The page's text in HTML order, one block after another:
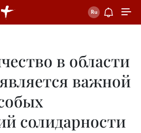
в области
важной
солидарности